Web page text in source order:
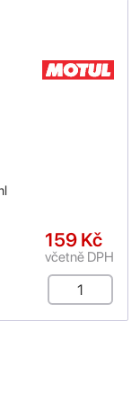
159 Kč
včetně DPH